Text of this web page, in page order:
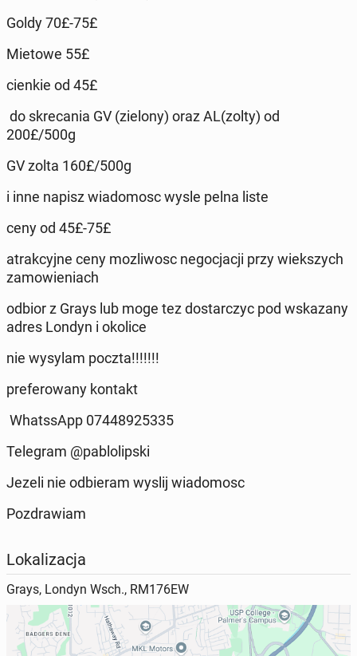
Goldy 70£-75£
Mietowe 55£
cienkie od 45£
do skrecania GV (zielony) oraz AL(zolty) od
200£/500g
GV zolta 160£/500g
i inne napisz wiadomosc wysle pelna liste
ceny od 45£-75£
atrakcyjne ceny mozliwosc negocjacji przy wiekszych
zamowieniach
odbior z Grays lub moge tez dostarczyc pod wskazany
adres Londyn i okolice
nie wysylam poczta!!!!!!!
preferowany kontakt
WhatssApp 07448925335
Telegram @pablolipski
Jezeli nie odbieram wyslij wiadomosc
Pozdrawiam
Lokalizacja
Grays, Londyn Wsch., RM176EW